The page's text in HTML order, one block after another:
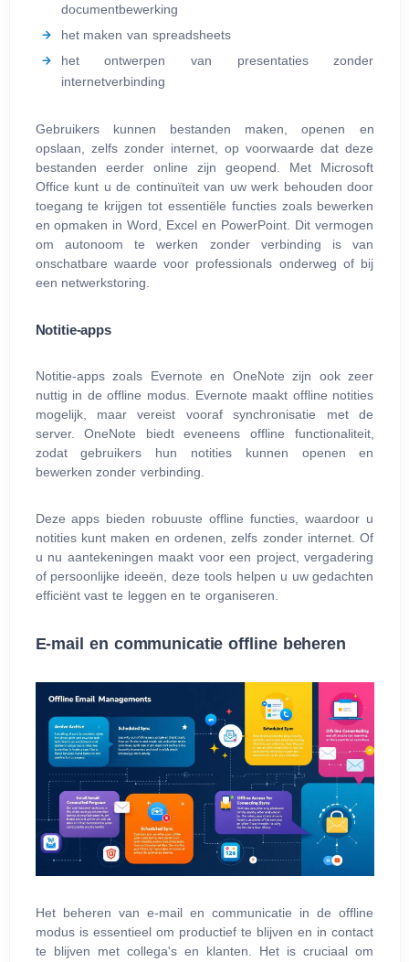
documentbewerking
het maken van spreadsheets
het ontwerpen van presentaties zonder
internetverbinding
Gebruikers kunnen bestanden maken, openen en
opslaan, zelfs zonder internet, op voorwaarde dat deze
bestanden eerder online zijn geopend. Met Microsoft
Office kunt u de continuïteit van uw werk behouden door
toegang te krijgen tot essentiële functies zoals bewerken
en opmaken in Word, Excel en PowerPoint. Dit vermogen
om autonoom te werken zonder verbinding is van
onschatbare waarde voor professionals onderweg of bij
een netwerkstoring.
Notitie-apps
Notitie-apps zoals Evernote en OneNote zijn ook zeer
nuttig in de offline modus. Evernote maakt offline notities
mogelijk, maar vereist vooraf synchronisatie met de
server. OneNote biedt eveneens offline functionaliteit,
zodat gebruikers hun notities kunnen openen en
bewerken zonder verbinding.
Deze apps bieden robuuste offline functies, waardoor u
notities kunt maken en ordenen, zelfs zonder internet. Of
u nu aantekeningen maakt voor een project, vergadering
of persoonlijke ideeën, deze tools helpen u uw gedachten
efficiënt vast te leggen en te organiseren.
E‑mail en communicatie offline beheren
Het beheren van e‑mail en communicatie in de offline
modus is essentieel om productief te blijven en in contact
te blijven met collega's en klanten. Het is cruciaal om